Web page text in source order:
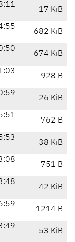
17 KiB
682 KiB
674 KiB
928 B
26 KiB
762 B
38 KiB
751 B
42 KiB
1214 B
53 KiB